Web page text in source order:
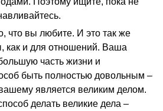
что вы любите. И это так же
как и для отношений. Ваша
часть жизни и
быть полностью довольным –
является великим делом.
делать великие дела –